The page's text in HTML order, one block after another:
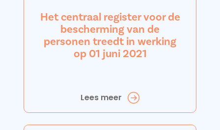
Het centraal register voor de
bescherming van de
personen treedt in werking
op 01 juni 2021
Lees meer